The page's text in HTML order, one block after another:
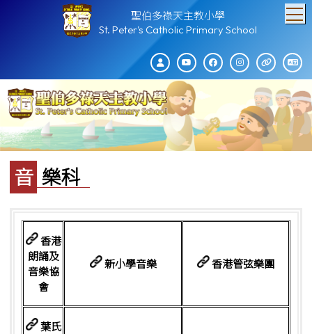
聖伯多祿天主教小學
St. Peter's Catholic Primary School
音樂科
香港
朗誦及
音樂協
會
新小學音樂 香港管弦樂團
葉氏